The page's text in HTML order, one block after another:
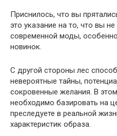
Приснилось, что вы
это указание на то, что вы
современной моды,
новинок.
С другой стороны лес
невероятные тайны,
сокровенные желания. В
необходимо базировать на
преследуете в реальной
характеристик образа.